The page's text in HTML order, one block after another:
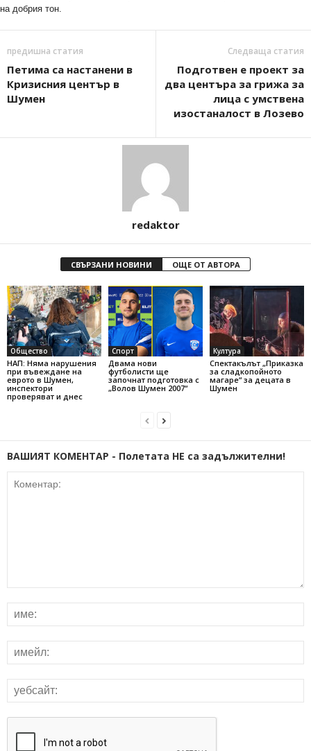
на добрия тон.
предишна статия
Петима са настанени в
Кризисния център в
Шумен
Следваща статия
Подготвен е проект за
два центъра за грижа за
лица с умствена
изостаналост в Лозево
redaktor
СВЪРЗАНИ НОВИНИ ОЩЕ ОТ АВТОРА
Общество
НАП: Няма нарушения
при въвеждане на
еврото в Шумен,
инспектори
проверяват и днес
Спорт
Двама нови
футболисти ще
започнат подготовка с
„Волов Шумен 2007“
Култура
Спектакълът „Приказка
за сладкопойното
магаре“ за децата в
Шумен
ВАШИЯТ КОМЕНТАР - Полетата НЕ са задължителни!